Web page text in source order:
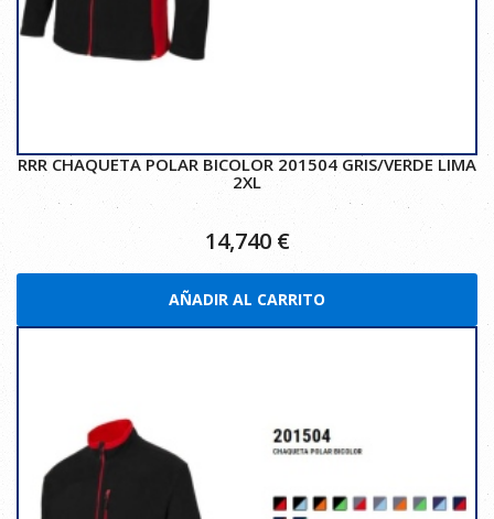
RRR CHAQUETA POLAR BICOLOR 201504 GRIS/VERDE LIMA
2XL
14,740 €
AÑADIR AL CARRITO